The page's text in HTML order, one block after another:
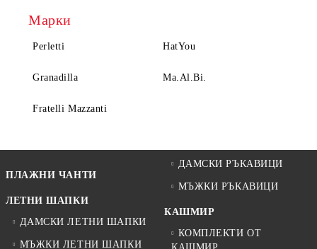
Марки
Perletti HatYou
Granadilla Ma.Al.Bi.
Fratelli Mazzanti
ПЛАЖНИ ЧАНТИ
ЛЕТНИ ШАПКИ
ДАМСКИ ЛЕТНИ ШАПКИ
МЪЖКИ ЛЕТНИ ШАПКИ
ДАМСКИ РЪКАВИЦИ
МЪЖКИ РЪКАВИЦИ
КАШМИР
КОМПЛЕКТИ ОТ